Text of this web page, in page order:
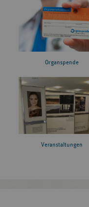
Organspende
Veranstaltungen